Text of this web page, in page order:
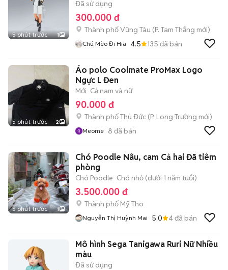
5 phút trước 1
Đã sử dụng
300.000 đ
Thành phố Vũng Tàu (P. Tam Thắng mới)
Chú Mèo Đi Hia 4.5 135 đã bán
5 phút trước 2
Áo polo Coolmate ProMax Logo
Ngực L Đen
Mới Cả nam và nữ
90.000 đ
Thành phố Thủ Đức (P. Long Trường mới)
Meome 8 đã bán
5 phút trước 1
Chó Poodle Nâu, cam Cả hai Đã tiêm
phòng
Chó Poodle Chó nhỏ (dưới 1 năm tuổi)
3.500.000 đ
Thành phố Mỹ Tho
Nguyễn Thị Huỳnh Mai 5.0 4đã bán
Mô hình Sega Tanigawa Ruri Nữ Nhiều
màu
Đã sử dụng